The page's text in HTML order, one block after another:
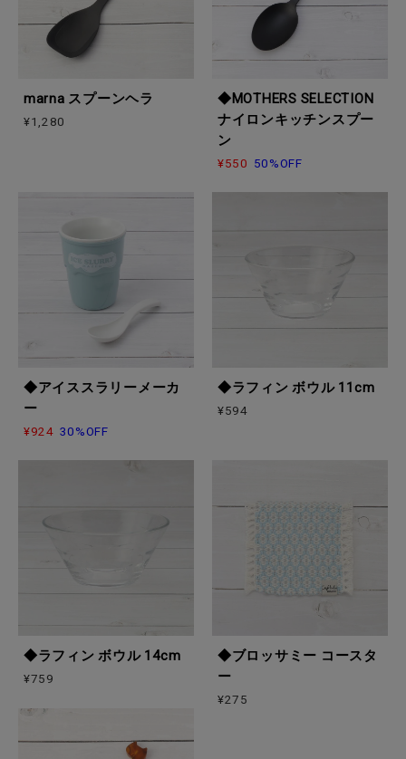
marna スプーンヘラ
¥1,280
◆MOTHERS SELECTION
ナイロンキッチンスプー
ン
¥550 50%OFF
◆アイススラリーメーカ
ー
¥924 30%OFF
◆ラフィン ボウル 11cm
¥594
◆ラフィン ボウル 14cm
¥759
◆ブロッサミー コースタ
ー
¥275